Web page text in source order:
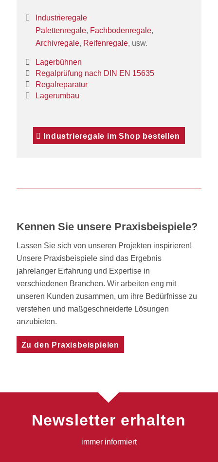
Industrieregale
Palettenregale, Fachbodenregale,
Archivregale, Reifenregale, usw.
Lagerbühnen
Regalprüfung nach DIN EN 15635
Regalreparatur
Lagerumbau
Industrieregale im Shop bestellen
Kennen Sie unsere Praxisbeispiele?
Lassen Sie sich von unseren Projekten inspirieren!
Unsere Praxisbeispiele sind das Ergebnis
jahrelanger Erfahrung und Expertise in
verschiedenen Branchen. Wir arbeiten eng mit
unseren Kunden zusammen, um ihre Bedürfnisse zu
verstehen und maßgeschneiderte Lösungen
anzubieten.
Zu den Praxisbeispielen
Newsletter erhalten
immer informiert